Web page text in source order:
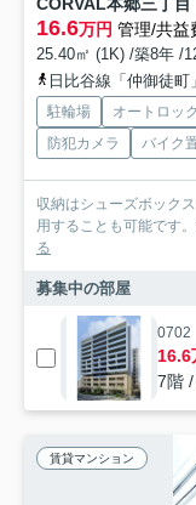
16.6万円 管理/共益
25.40㎡ (1K) /築8年 /
日比谷線「仲御徒
駐輪場 オートロック
防犯カメラ
バイク
収納はシューズボック
用することも可能です
る
募集中の部屋
0702
16.6
7階
賃貸マンション